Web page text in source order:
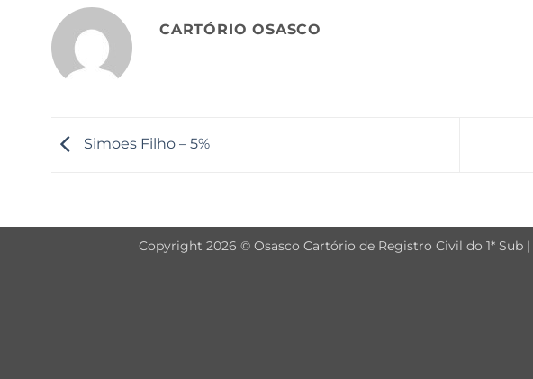
CARTÓRIO OSASCO
Simoes Filho – 5%
Copyright 2026 © Osasco Cartório de Registro Civil do 1* Sub |